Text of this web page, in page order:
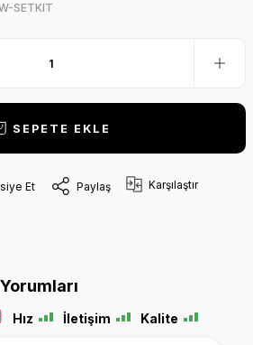
SETKIT
SEPETE EKLE
Et Paylaş Karşılaştır
Hız İletişim Kalite